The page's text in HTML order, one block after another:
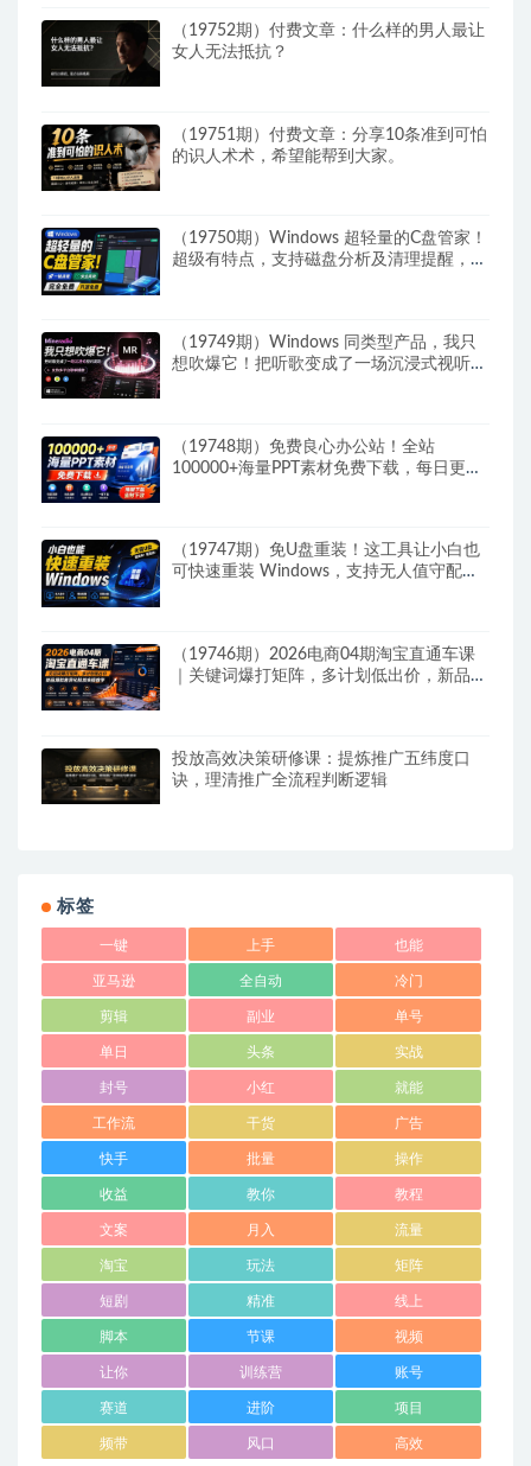
（19752期）付费文章：什么样的男人最让
女人无法抵抗？
（19751期）付费文章：分享10条准到可怕
的识人术术，希望能帮到大家。
（19750期）Windows 超轻量的C盘管家！
超级有特点，支持磁盘分析及清理提醒，
（19749期）Windows 同类型产品，我只
想吹爆它！把听歌变成了一场沉浸式视听现
（19748期）免费良心办公站！全站
100000+海量PPT素材免费下载，每日更
（19747期）免U盘重装！这工具让小白也
可快速重装 Windows，支持无人值守配
（19746期）2026电商04期淘宝直通车课
｜关键词爆打矩阵，多计划低出价，新品爆
投放高效决策研修课：提炼推广五纬度口
诀，理清推广全流程判断逻辑
标签
一键 上手 也能
亚马逊 全自动 冷门
剪辑 副业 单号
单日 头条 实战
封号 小红 就能
工作流 干货 广告
快手 批量 操作
收益 教你 教程
文案 月入 流量
淘宝 玩法 矩阵
短剧 精准 线上
脚本 节课 视频
让你 训练营 账号
赛道 进阶 项目
频带 风口 高效